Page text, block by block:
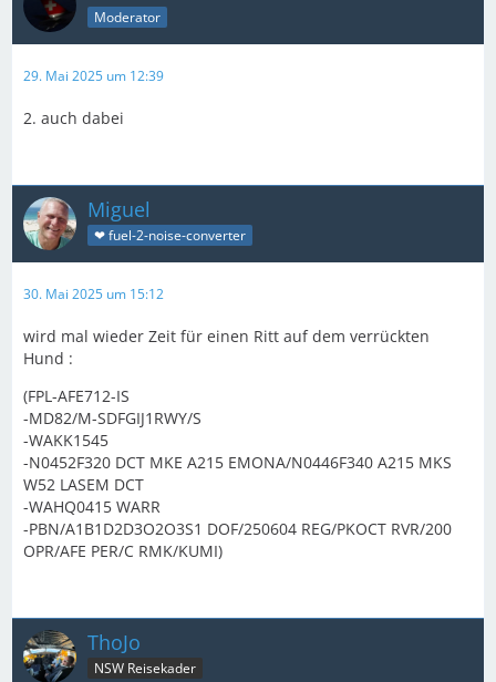
Moderator
29. Mai 2025 um 12:39
2. auch dabei
Miguel
❤ fuel-2-noise-converter
30. Mai 2025 um 15:12
wird mal wieder Zeit für einen Ritt auf dem verrückten
Hund :
(FPL-AFE712-IS
-MD82/M-SDFGIJ1RWY/S
-WAKK1545
-N0452F320 DCT MKE A215 EMONA/N0446F340 A215 MKS
W52 LASEM DCT
-WAHQ0415 WARR
-PBN/A1B1D2D3O2O3S1 DOF/250604 REG/PKOCT RVR/200
OPR/AFE PER/C RMK/KUMI)
ThoJo
NSW Reisekader